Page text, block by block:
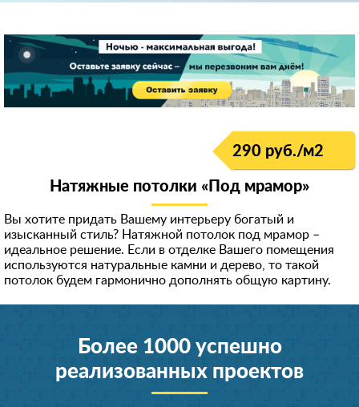
290 руб./м2
Натяжные потолки «Под мрамор»
Вы хотите придать Вашему интерьеру богатый и
изысканный стиль? Натяжной потолок под мрамор –
идеальное решение. Если в отделке Вашего помещения
используются натуральные камни и дерево, то такой
потолок будем гармонично дополнять общую картину.
Более 1000 успешно
реализованных проектов